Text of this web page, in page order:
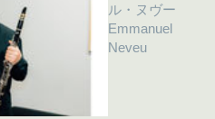
ル・ヌヴー
Emmanuel
Neveu